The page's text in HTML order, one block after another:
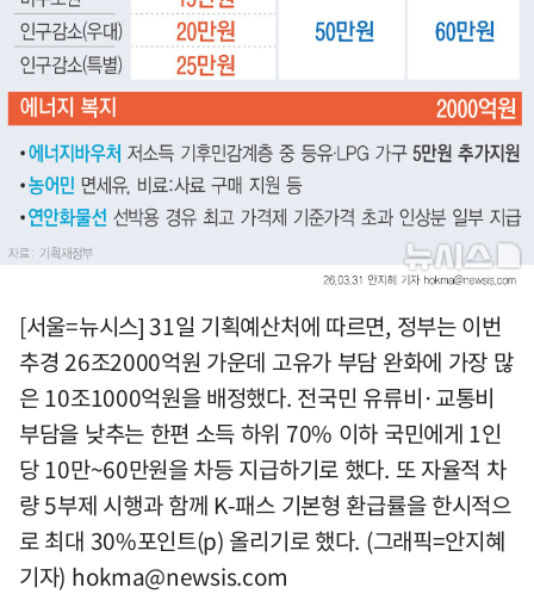
[서울=뉴시스] 31일 기획예산처에 따르면, 정부는 이번
추경 26조2000억원 가운데 고유가 부담 완화에 가장 많
은 10조1000억원을 배정했다. 전국민 유류비·교통비
부담을 낮추는 한편 소득 하위 70% 이하 국민에게 1인
당 10만~60만원을 차등 지급하기로 했다. 또 자율적 차
량 5부제 시행과 함께 K-패스 기본형 환급률을 한시적으
로 최대 30%포인트(p) 올리기로 했다. (그래픽=안지혜
기자) hokma@newsis.com